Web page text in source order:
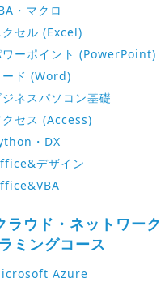
・マクロ
クセル (Excel)
ワーポイント (PowerPoint)
ード (Word)
ネスパソコン基礎
クセス (Access)
・DX
デザイン
ラウド・ネットワーク
ミングコース
Azure